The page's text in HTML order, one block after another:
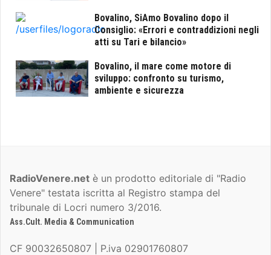
Bovalino, SiAmo Bovalino dopo il
Consiglio: «Errori e contraddizioni negli
atti su Tari e bilancio»
Bovalino, il mare come motore di
sviluppo: confronto su turismo,
ambiente e sicurezza
RadioVenere.net è un prodotto editoriale di "Radio
Venere" testata iscritta al Registro stampa del
tribunale di Locri numero 3/2016.
Ass.Cult. Media & Communication
CF 90032650807 | P.iva 02901760807